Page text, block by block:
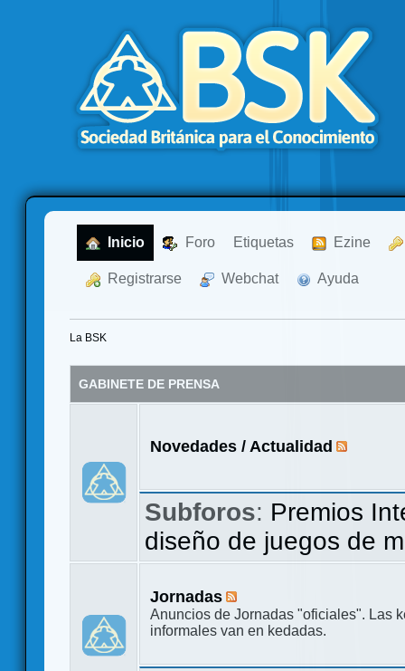
Inicio Foro Etiquetas Ezine
Registrarse Webchat Ayuda
La BSK
GABINETE DE PRENSA
Novedades / Actualidad
Subforos: Premios
diseño de juegos de
Jornadas
Anuncios de Jornadas "oficiales". Las
informales van en kedadas.